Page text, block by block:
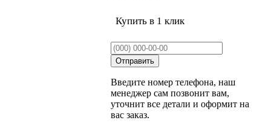
Купить в 1 клик
Введите номер телефона, наш
менеджер сам позвонит вам,
уточнит все детали и оформит на
вас заказ.